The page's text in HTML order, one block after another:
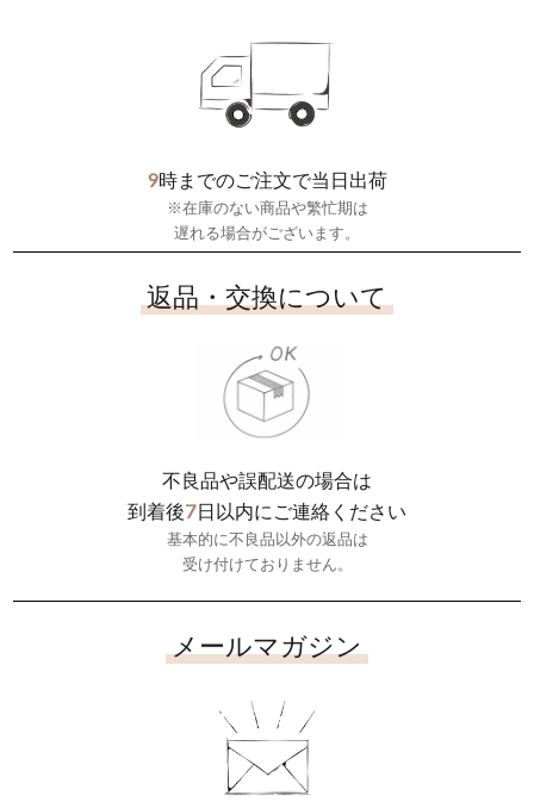
9時までのご注文で当日出荷
※在庫のない商品や繁忙期は
遅れる場合がございます。
返品・交換について
不良品や誤配送の場合は
到着後7日以内にご連絡ください
基本的に不良品以外の返品は
受け付けておりません。
メールマガジン